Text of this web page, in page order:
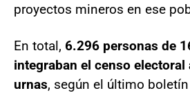
proyectos mineros en ese
En total, 6.296 personas de
integraban el censo electoral
urnas, según el último